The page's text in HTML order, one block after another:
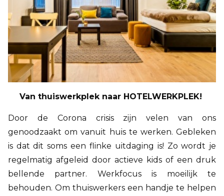
Van thuiswerkplek naar HOTELWERKPLEK!
Door de Corona crisis zijn velen van ons
genoodzaakt om vanuit huis te werken. Gebleken
is dat dit soms een flinke uitdaging is! Zo wordt je
regelmatig afgeleid door actieve kids of een druk
bellende partner. Werkfocus is moeilijk te
behouden. Om thuiswerkers een handje te helpen